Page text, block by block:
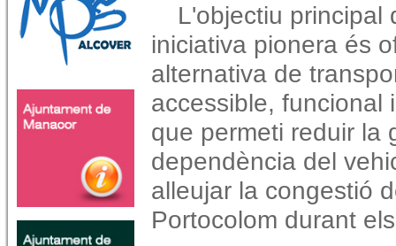
L'objectiu principal
iniciativa pionera és
alternativa de
accessible, funcional
que permeti reduir la
dependència del
alleujar la congestió
Portocolom durant